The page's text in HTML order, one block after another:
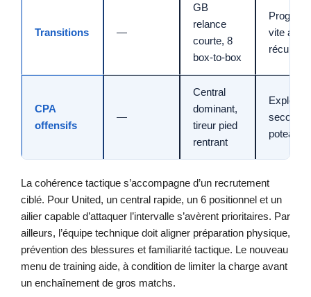
Transitions —
GB
relance
courte, 8
box-to-box
vite
CPA
offensifs
—
Central
dominant,
tireur pied
rentrant
Exploiter
second
poteau
La cohérence tactique s’accompagne d’un recrutement
ciblé. Pour United, un central rapide, un 6 positionnel et un
ailier capable d’attaquer l’intervalle s’avèrent prioritaires. Par
ailleurs, l’équipe technique doit aligner préparation physique,
prévention des blessures et familiarité tactique. Le nouveau
menu de training aide, à condition de limiter la charge avant
un enchaînement de gros matchs.